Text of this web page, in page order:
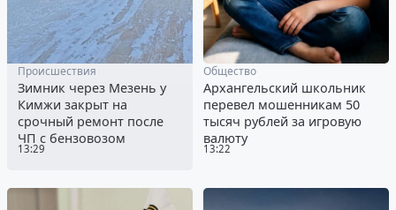
13:29
Происшествия
Зимник через Мезень у
Кимжи закрыт на
срочный ремонт после
ЧП с бензовозом
13:22
Общество
Архангельский школьник
перевел мошенникам 50
тысяч рублей за игровую
валюту